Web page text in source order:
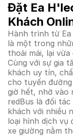
Đặt Ea
Khách
Hành trình từ
là một trong
thoải mái, lại
Cùng với sự gia
khách uy tín,
cho tuyến
giờ hết, nhờ vào
redBus là đối
khách với nhiều
loại hình dịch vụ
xe giường nằm